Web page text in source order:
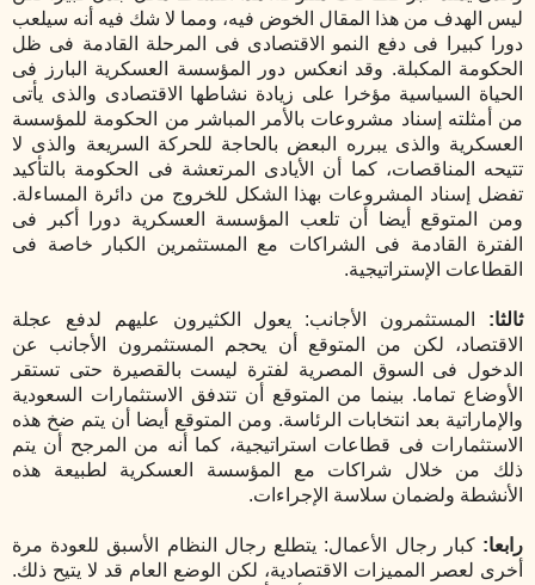
ليس الهدف من هذا المقال الخوض فيه، ومما لا شك فيه أنه سيلعب
دورا كبيرا فى دفع النمو الاقتصادى فى المرحلة القادمة فى ظل
الحكومة المكبلة. وقد انعكس دور المؤسسة العسكرية البارز فى
الحياة السياسية مؤخرا على زيادة نشاطها الاقتصادى والذى يأتى
من أمثلته إسناد مشروعات بالأمر المباشر من الحكومة للمؤسسة
العسكرية والذى يبرره البعض بالحاجة للحركة السريعة والذى لا
تتيحه المناقصات، كما أن الأيادى المرتعشة فى الحكومة بالتأكيد
تفضل إسناد المشروعات بهذا الشكل للخروج من دائرة المساءلة.
ومن المتوقع أيضا أن تلعب المؤسسة العسكرية دورا أكبر فى
الفترة القادمة فى الشراكات مع المستثمرين الكبار خاصة فى
القطاعات الإستراتيجية.
ثالثا: المستثمرون الأجانب: يعول الكثيرون عليهم لدفع عجلة
الاقتصاد، لكن من المتوقع أن يحجم المستثمرون الأجانب عن
الدخول فى السوق المصرية لفترة ليست بالقصيرة حتى تستقر
الأوضاع تماما. بينما من المتوقع أن تتدفق الاستثمارات السعودية
والإماراتية بعد انتخابات الرئاسة. ومن المتوقع أيضا أن يتم ضخ هذه
الاستثمارات فى قطاعات استراتيجية، كما أنه من المرجح أن يتم
ذلك من خلال شراكات مع المؤسسة العسكرية لطبيعة هذه
الأنشطة ولضمان سلاسة الإجراءات.
رابعا: كبار رجال الأعمال: يتطلع رجال النظام الأسبق للعودة مرة
أخرى لعصر المميزات الاقتصادية، لكن الوضع العام قد لا يتيح ذلك.